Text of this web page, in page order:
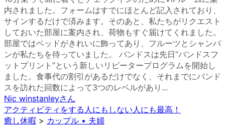
内されました。フォームはすでにほとんど記入されており、
サインするだけで済みます。そのあと、私たちがリクエスト
しておいた部屋に案内され、荷物もすぐ届けてくれました。
部屋ではベッドがきれいに飾ってあり、フルーツとシャンパ
ンが私たちを待っていました。 バンドスは先日“バンドスフ
ットプリント”という新しいリピータープログラムを開始し
ました。食事代の割引があるだけでなく、それまでにバンド
スを訪れた回数によって3つのレベルがあり...
Nic winstanleyさん
アクティビティをする人にもしない人にも最高！
癒し休暇 > カップル • 夫婦